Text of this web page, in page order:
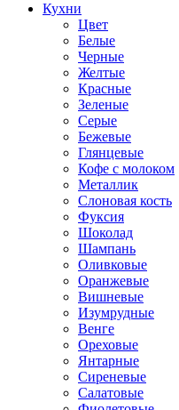
Кухни
Цвет
Белые
Черные
Желтые
Красные
Зеленые
Серые
Бежевые
Глянцевые
Кофе с молоком
Металлик
Слоновая кость
Фуксия
Шоколад
Шампань
Оливковые
Оранжевые
Вишневые
Изумрудные
Венге
Ореховые
Янтарные
Сиреневые
Салатовые